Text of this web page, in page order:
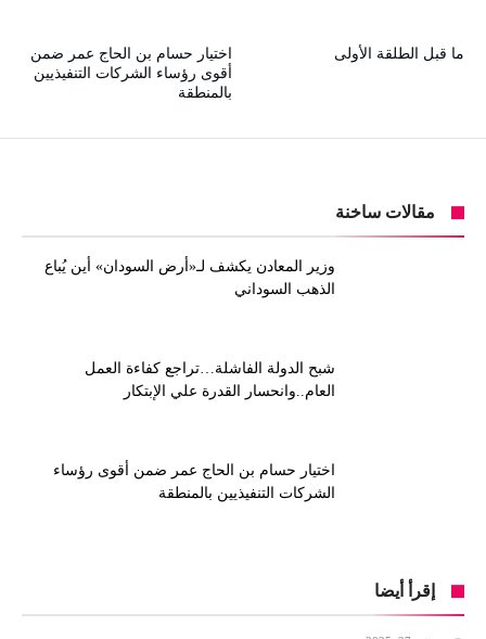
اختيار حسام بن الحاج عمر ضمن
أقوى رؤساء الشركات التنفيذيين
بالمنطقة
ما قبل الطلقة الأولى
مقالات ساخنة
وزير المعادن يكشف لـ«أرض السودان» أين يُباع
الذهب السوداني
شبح الدولة الفاشلة…تراجع كفاءة العمل
العام..وانحسار القدرة علي الإبتكار
اختيار حسام بن الحاج عمر ضمن أقوى رؤساء
الشركات التنفيذيين بالمنطقة
إقرأ أيضا